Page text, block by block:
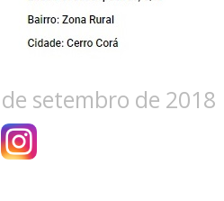
setembro de 2018